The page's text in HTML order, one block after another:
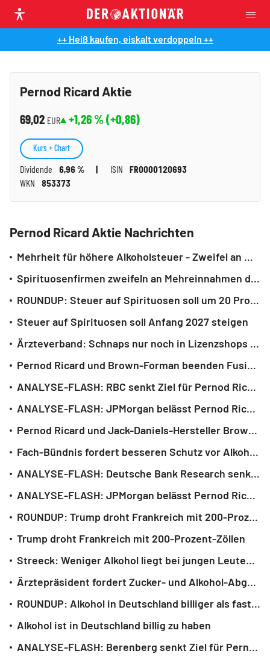
++ Heiß kaufen, eiskalt verdoppeln ++
Pernod Ricard Aktie
69,02 EUR +1,26 % (+0,86)
Dividende 6,96 % ISIN
FR0000120693
WKN
853373
Kurs + Chart
Pernod Ricard Aktie Nachrichten
Mehrheit für höhere Alkoholsteuer - Zweifel an Wirkung
Spirituosenfirmen zweifeln an Mehreinnahmen durch höhere: Alkoholsteuer
ROUNDUP: Steuer auf Spirituosen soll um 20 Prozent steigen
Steuer auf Spirituosen soll Anfang 2027 steigen
Ärzteverband: Schnaps nur noch in Lizenzshops verkaufen
Pernod Ricard und Brown-Forman beenden Fusionsgespräche
ANALYSE-FLASH: RBC senkt Ziel für Pernod Ricard auf 90 Euro - 'Sector Perform'
ANALYSE-FLASH: JPMorgan belässt Pernod Ricard auf 'Neutral' - Ziel 90 Euro
Pernod Ricard und Jack-Daniels-Hersteller Brown-Forman erwägen Fusion
Fach-Bündnis fordert besseren Schutz vor Alkohol-Schäden
ANALYSE-FLASH: Deutsche Bank Research senkt Pernod Ricard auf 'Sell'
ANALYSE-FLASH: JPMorgan belässt Pernod Ricard auf 'Neutral' - Ziel 90 Euro
ROUNDUP: Trump droht Frankreich mit 200-Prozent-Zöllen
Trump droht Frankreich mit 200-Prozent-Zöllen
Streeck: Weniger Alkohol liegt bei jungen Leuten im Trend
Ärztepräsident fordert Zucker- und Alkohol-Abgabe
ROUNDUP: Alkohol in Deutschland billiger als fast überall in Europa
Alkohol ist in Deutschland billig zu haben
ANALYSE-FLASH: Berenberg senkt Ziel für Pernod Ricard - Aber weiter 'Buy'